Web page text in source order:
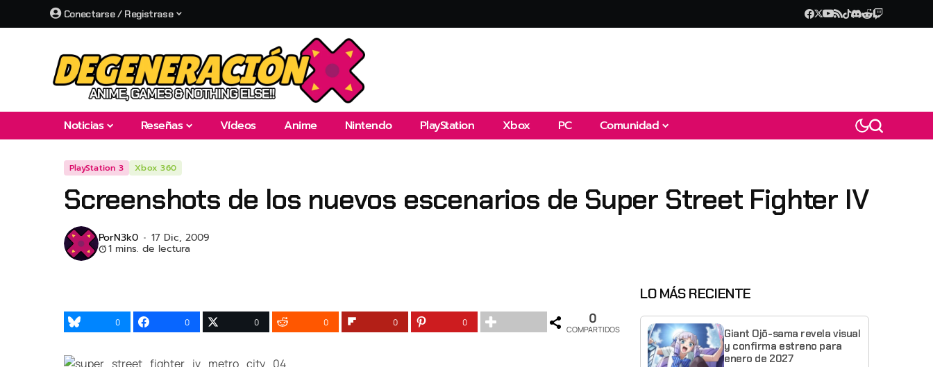
Conectarse / Registrase
Noticias Reseñas Vídeos Anime Nintendo PlayStation Xbox PC Comunidad
PlayStation 3 Xbox 360
Screenshots de los nuevos escenarios de Super Street Fighter IV
PorN3k0 17 Dic, 2009
1 mins. de lectura
0 0 0 0 0 0 0
COMPARTIDOS
LO MÁS RECIENTE
Giant Ojō-sama revela visual
y confirma estreno para
enero de 2027